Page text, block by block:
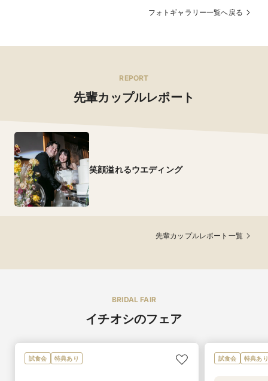
フォトギャラリー一覧へ戻る
REPORT
先輩カップルレポート
笑顔溢れるウエディング
先輩カップルレポート一覧
BRIDAL FAIR
イチオシのフェア
試食会 特典あり 試食会 特典あり